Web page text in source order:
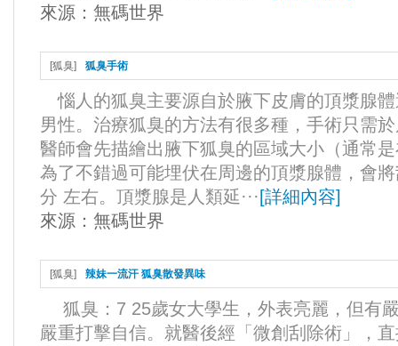
來源： 無碼世界
[狐臭] 狐臭手術
惱人的狐臭主要源自於腋下皮膚的頂漿腺
男性。治療狐臭的方法有很多種，手術只需
醫師會先描繪出腋下狐臭的區域大小（通常
為了不錯過可能埋伏在周邊的頂漿腺體，會
分 左右。頂漿腺是人類延··· [詳細內容]
來源： 無碼世界
[狐臭] 辣妹一流汗 狐臭散發異味
狐臭：7 25歲女大學生，外表亮麗，但有
嚴重打擊自信。就醫後經「微創刮除術」，